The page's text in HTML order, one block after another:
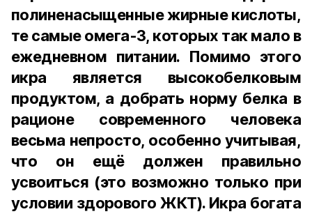
полиненасыщенные жирные кислоты,
те самые омега-3, которых так мало в
ежедневном питании. Помимо этого
икра является высокобелковым
продуктом, а добрать норму белка в
рационе современного человека
весьма непросто, особенно учитывая,
что он ещё должен правильно
усвоиться (это возможно только при
условии здорового ЖКТ). Икра богата